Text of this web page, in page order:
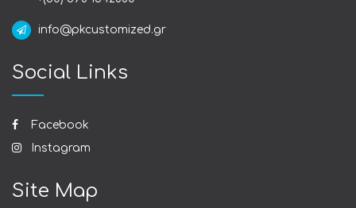
info@pkcustomized.gr
Social Links
Facebook
Instagram
Site Map